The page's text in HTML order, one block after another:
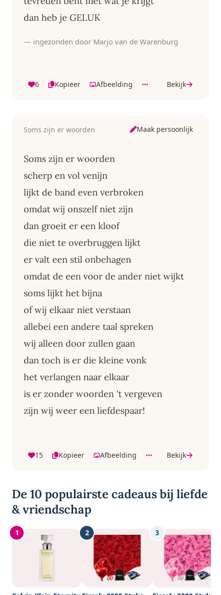
dan heb je GELUK
— ingezonden door Marjo van de Warenburg
6 Kopieer Afbeelding Bekijk
Soms zijn er woorden Maak persoonlijk
Soms zijn er woorden
scherp en vol venijn
lijkt de band even verbroken
omdat wij onszelf niet zijn
dan groeit er een kloof
die niet te overbruggen lijkt
er valt een stil onbehagen
omdat de een voor de ander niet wijkt
soms lijkt het bijna
of wij elkaar niet verstaan
allebei een andere taal spreken
wij alleen door zullen gaan
dan toch is er die kleine vonk
het verlangen naar elkaar
is er zonder woorden 't vergeven
zijn wij weer een liefdespaar!
15 Kopieer Afbeelding Bekijk
De 10 populairste cadeaus bij liefde
& vriendschap
1 2 3